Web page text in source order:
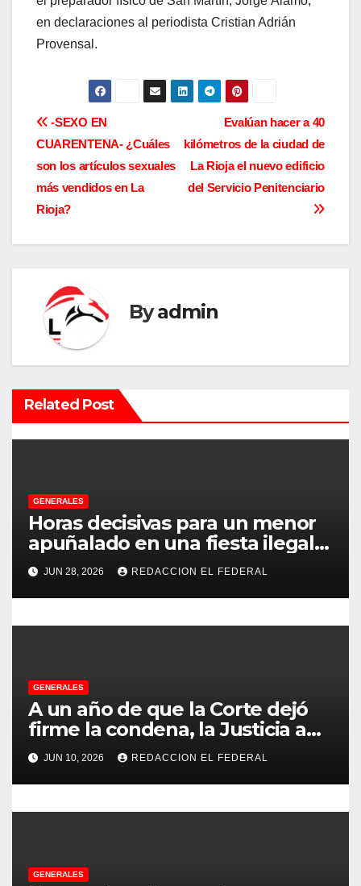
en declaraciones al periodista Cristian Adrián
Provensal.
N
a
v
a
c
i
ó
n
e
e
n
r
d
a
s
Evalúan hacer a 40
kilómetros de la ciudad de
La Rioja el nuevo edificio
del Servicio Penitenciario
-SEXO EN
CUARENTENA- ¿Cuáles
son los artículos sexuales
más vendidos en La
Rioja?
Byadmin
Related Post
GENERALES
Horas decisivas para un menor
apuñalado en una fiesta ilegal
con más de 500 asistentes en
Chilecito
JUN 28, 2026 REDACCION EL FEDERAL
GENERALES
A un año de que la Corte dejó
firme la condena, la Justicia aún
no pudo decomisarle ni un peso
a CFK
JUN 10, 2026 REDACCION EL FEDERAL
GENERALES